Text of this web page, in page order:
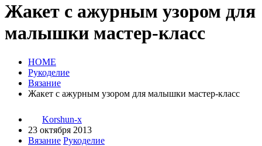
Жакет с ажурным узором для
малышки мастер-класс
HOME
Рукоделие
Вязание
Жакет с ажурным узором для малышки мастер-класс
Korshun-x
23 октября 2013
Вязание Рукоделие